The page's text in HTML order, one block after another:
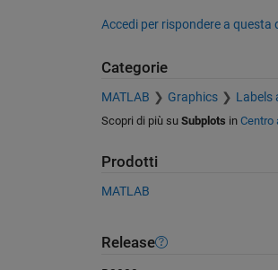
Accedi per rispondere a questa
Categorie
MATLAB Graphics Labels
Scopri di più su Subplots in Centro
Prodotti
MATLAB
Release